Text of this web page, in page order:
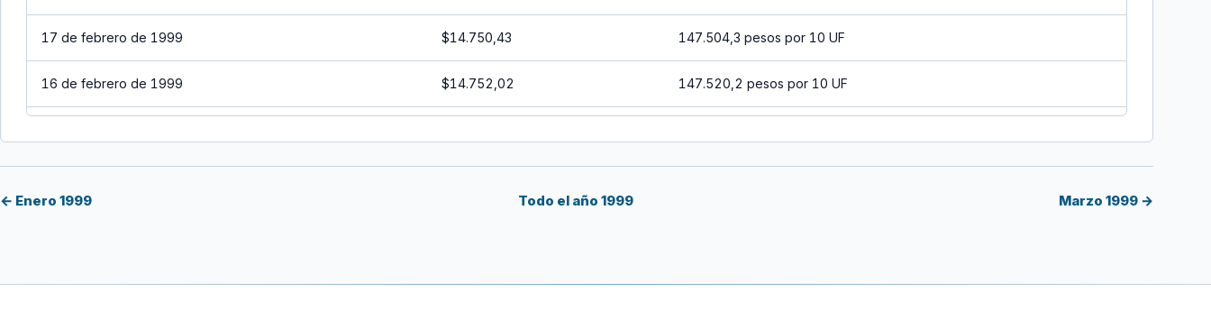
17 de febrero de 1999 $14.750,43 147.504,3 pesos por 10 UF
16 de febrero de 1999 $14.752,02 147.520,2 pesos por 10 UF
← Enero 1999 Todo el año 1999 Marzo 1999 →